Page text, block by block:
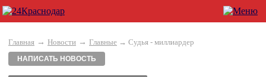
Главная → Новости → Главные → Судья - миллиардер
НАПИСАТЬ НОВОСТЬ